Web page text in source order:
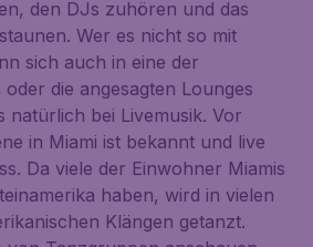
den DJs zuhören und das
Wer es nicht so mit
sich auch in eine der
die angesagten Lounges
natürlich bei Livemusik. Vor
in Miami ist bekannt und live
Da viele der Einwohner Miamis
haben, wird in vielen
Klängen getanzt.